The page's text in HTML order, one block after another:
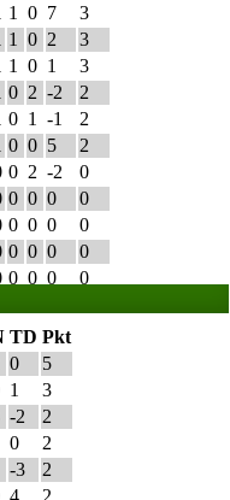
1 0 7
3
1 0 2
3
1 0 1
3
0 2 -2
2
0 1 -1
2
0 0 5
2
0 2 -2
0
0 0 0
0
0 0 0
0
0 0 0
0
0 0 0 0
TD Pkt
0
5
1
3
-2
2
0
2
-3
2
4 2